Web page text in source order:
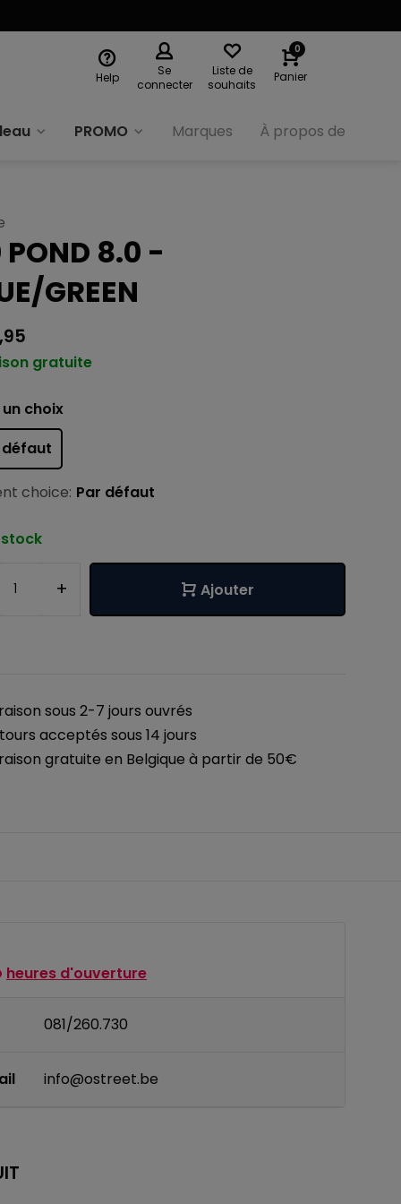
Help
Se
connecter
Liste de
souhaits
0
Panier
PROMO Marques À propos de nous
POND 8.0 -
GREEN
gratuite
choix
défaut
choice: Par défaut
stock
+ Ajouter
sous 2-7 jours ouvrés
acceptés sous 14 jours
gratuite en Belgique à partir de 50€
heures d'ouverture
081/260.730
info@ostreet.be